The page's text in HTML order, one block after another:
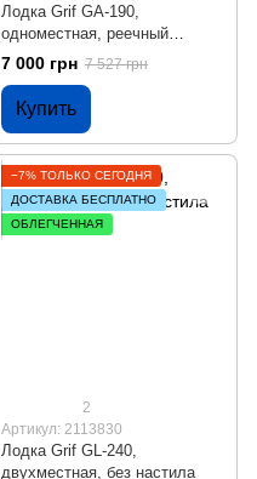
Лодка Grif GA-190,
одноместная, реечный
настил, поворотные уключины
7 000 грн 7 527 грн
Купить
−7% ТОЛЬКО СЕГОДНЯ
ДОСТАВКА БЕСПЛАТНО
ОБЛЕГЧЕННАЯ
2
Артикул: 2113830
Лодка Grif GL-240,
двухместная, без настила